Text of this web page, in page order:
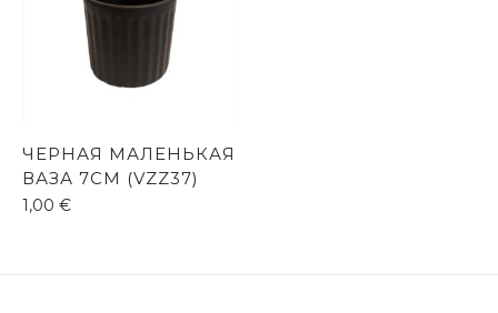
ЧЕРНАЯ МАЛЕНЬКАЯ
ВАЗА 7СМ (VZZ37)
1,00 €